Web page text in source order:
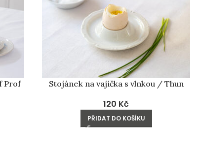
Prof
Stojánek na vajíčka s vlnkou / Thun
120 Kč
PŘIDAT DO KOŠÍKU